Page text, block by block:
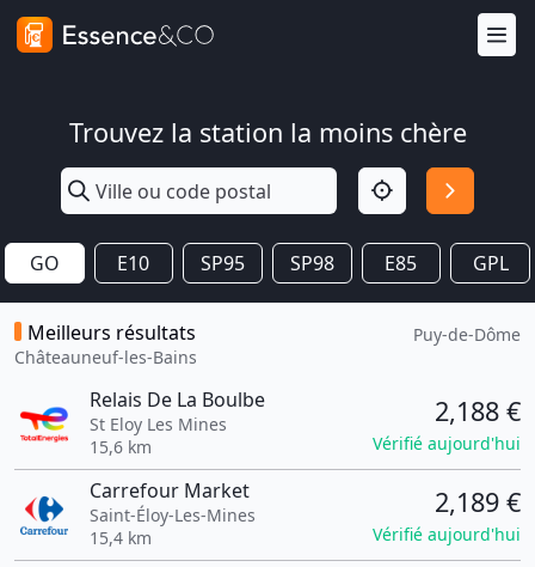
Trouvez la station la moins chère
GO E10 SP95 SP98 E85 GPL
Meilleurs résultats
Châteauneuf-les-Bains
Puy-de-Dôme
Relais De La Boulbe
St Eloy Les Mines
15,6 km
2,188 €
Vérifié aujourd'hui
Carrefour Market
Saint-Éloy-Les-Mines
15,4 km
2,189 €
Vérifié aujourd'hui